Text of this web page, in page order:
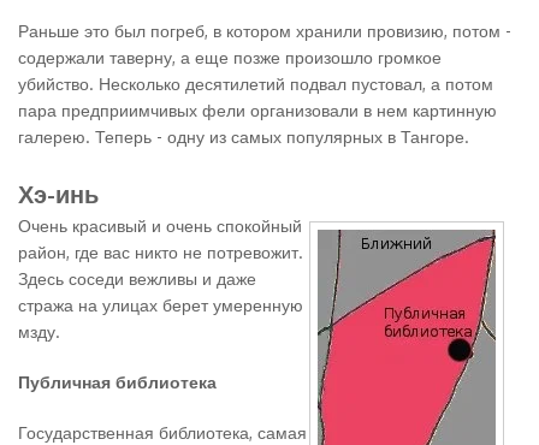
Раньше это был погреб, в котором хранили провизию, потом -
содержали таверну, а еще позже произошло громкое
убийство. Несколько десятилетий подвал пустовал, а потом
пара предприимчивых фели организовали в нем картинную
галерею. Теперь - одну из самых популярных в Тангоре.
Хэ-инь
Очень красивый и очень спокойный
район, где вас никто не потревожит.
Здесь соседи вежливы и даже
стража на улицах берет умеренную
мзду.
Публичная библиотека
Государственная библиотека, самая